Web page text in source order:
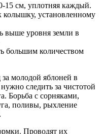
15 см, уплотняя каждый.
колышку, установленному
выше уровня земли в
большим количеством
молодой яблоней в
следить за чистотой
Борьба с сорняками,
поливы, рыхление
Проводят их